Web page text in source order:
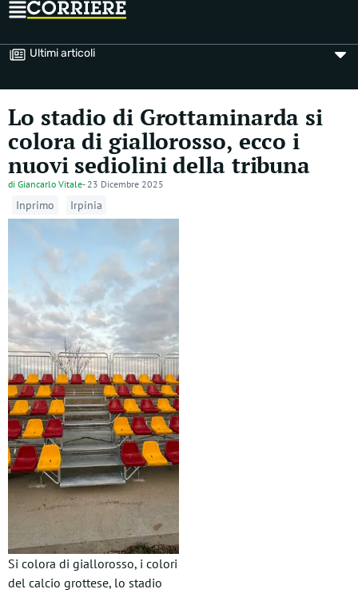
Ultimi articoli
Lo stadio di Grottaminarda si
colora di giallorosso, ecco i
nuovi sediolini della tribuna
di Giancarlo Vitale- 23 Dicembre 2025
Inprimo Irpinia
Si colora di giallorosso, i colori
del calcio grottese, lo stadio